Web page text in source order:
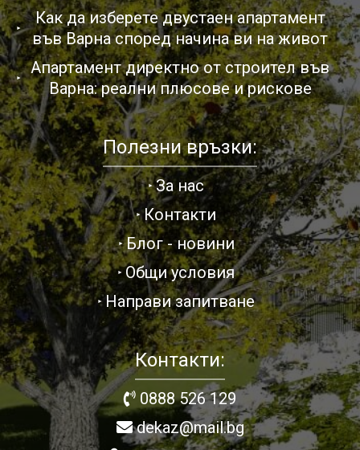
Как да изберете двустаен апартамент
във Варна според начина ви на живот
Апартамент директно от строител във
Варна: реални плюсове и рискове
Полезни връзки:
За нас
Контакти
Блог - новини
Общи условия
Направи запитване
Контакти:
0888 526 129
dekaz@mail.bg